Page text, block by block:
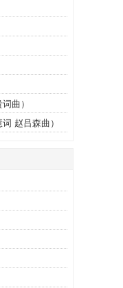
曲）
赵吕森曲）